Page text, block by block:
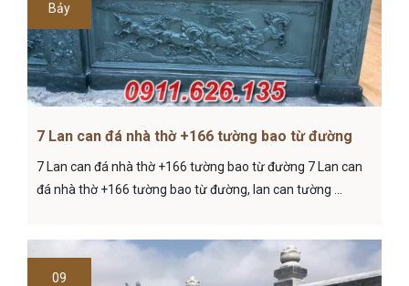
Bảy
7 Lan can đá nhà thờ +166 tường bao từ đường
7 Lan can đá nhà thờ +166 tường bao từ đường 7 Lan can
đá nhà thờ +166 tường bao từ đường, lan can tường ...
09